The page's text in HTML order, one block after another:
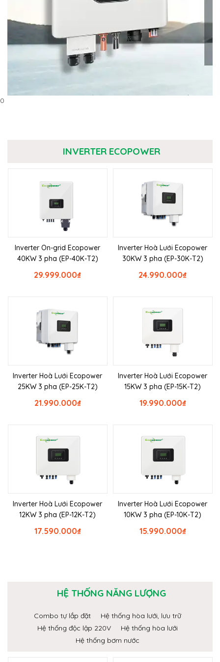
0
INVERTER ECOPOWER
Inverter On-grid Ecopower
40KW 3 pha (EP-40K-T2)
₫
29.999.000
Inverter Hoà Lưới Ecopower
30KW 3 pha (EP-30K-T2)
₫
24.990.000
Inverter Hoà Lưới Ecopower
25KW 3 pha (EP-25K-T2)
₫
21.990.000
Inverter Hoà Lưới Ecopower
15KW 3 pha (EP-15K-T2)
₫
19.990.000
Inverter Hoà Lưới Ecopower
12KW 3 pha (EP-12K-T2)
₫
17.590.000
Inverter Hoà Lưới Ecopower
10KW 3 pha (EP-10K-T2)
₫
15.990.000
HỆ THỐNG NĂNG LƯỢNG
Combo tự lắp đặt
Hệ thống hòa lưới, lưu trữ
Hệ thống độc lập 220V
Hệ thống hòa lưới
Hệ thống bơm nước